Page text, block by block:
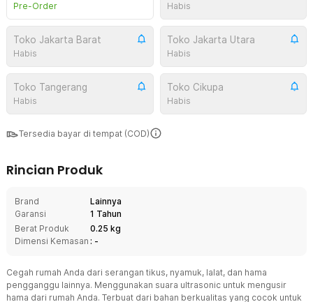
Pre-Order Habis
Toko Jakarta Barat
Habis
Toko Jakarta Utara
Habis
Toko Tangerang
Habis
Toko Cikupa
Habis
Tersedia bayar di tempat (COD)
Rincian Produk
Brand
Lainnya
Garansi
1 Tahun
Berat Produk
0.25 kg
Dimensi Kemasan : -
Cegah rumah Anda dari serangan tikus, nyamuk, lalat, dan hama
pengganggu lainnya. Menggunakan suara ultrasonic untuk mengusir
hama dari rumah Anda. Terbuat dari bahan berkualitas yang cocok untuk